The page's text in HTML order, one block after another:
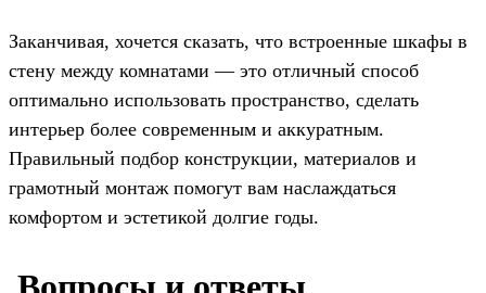
Заканчивая, хочется сказать, что встроенные шкафы в
стену между комнатами — это отличный способ
оптимально использовать пространство, сделать
интерьер более современным и аккуратным.
Правильный подбор конструкции, материалов и
грамотный монтаж помогут вам наслаждаться
комфортом и эстетикой долгие годы.